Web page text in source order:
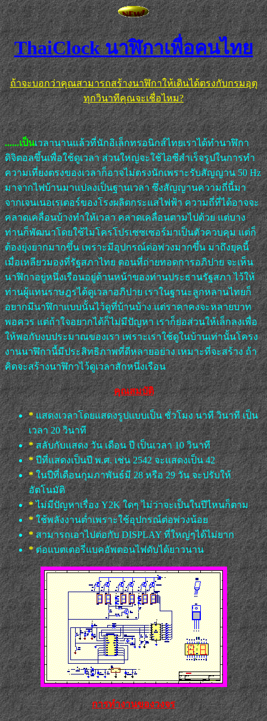
ThaiClockนาฬิกาเพื่อคนไทย
ถ้าจะบอกว่าคุณสามารถสร้างนาฬิกาให้เดินได้ตรงกับกรมอุตุ
ทุกวินาทีคุณจะเชื่อไหม?
......เป็นเวลานานแล้วที่นักอิเล็กทรอนิกส์ไทยเราได้ทำนาฬิกา
ดิจิตอลขึ้นเพื่อใช้ดูเวลา ส่วนใหญ่จะใช้ไอซีสำเร็จรูปในการทำ
ความเที่ยงตรงของเวลาก็อาจไม่ตรงนักเพราะรับสัญญาน 50 Hz
มาจากไฟบ้านมาแปลงเป็นฐานเวลา ซึ่งสัญญานความถี่นี้มา
จากเจนเนอเรเตอร์ของโรงผลิตกระแสไฟฟ้า ความถี่ที่ได้อาจจะ
คลาดเคลื่อนบ้างทำให้เวลา คลาดเคลื่อนตามไปด้วย แต่บาง
ท่านก็พัฒนาโดยใช้ไมโครโปรเซซเซอร์มาเป็นตัวควบคุม แต่ก็
ต้องยุ่งยากมากขึ้น เพราะมีอุปกรณ์ต่อพ่วงมากขึ้น มาถึงยุคนี้
เมื่อเหลียวมองที่รัฐสภาไทย ตอนที่ถ่ายทอดการอภิปาย จะเห็น
นาฬิกาอยู่หนึ่งเรือนอยู่ด้านหน้าของท่านประธานรัฐสภา ไว้ให้
ท่านผู้แทนราษฎรได้ดูเวลาอภิปาย เราในฐานะลูกหลานไทยก็
อยากมีนาฬิกาแบบนั้นไว้ดูที่บ้านบ้าง แต่ราคาคงจะหลายบาท
พอควร แต่ถ้าใจอยากได้ก็ไม่มีปัญหา เราก็ย่อส่วนให้เล็กลงเพื่อ
ให้พอกับงบประมาณของเรา เพราะเราใช้ดูในบ้านเท่านั้นโครง
งานนาฬิกานี้มีประสิทธิภาพที่ดีหลายอย่าง เหมาะที่จะสร้าง ถ้า
คิดจะสร้างนาฬิกาไว้ดูเวลาสักหนึ่งเรือน
คุณสมบัติ
*แสดงเวลาโดยแสดงรูปแบบเป็น ชั่วโมง นาที วินาที เป็น
เวลา 20 วินาที
*สลับกับแสดง วัน เดือน ปี เป็นเวลา 10 วินาที
*ปีที่แสดงเป็นปี พ.ศ. เช่น 2542 จะแสดงเป็น 42
*ในปีที่เดือนกุมภาพันธ์มี 28 หรือ 29 วัน จะปรับให้
อัตโนมัติ
*ไม่มีปัญหาเรื่อง Y2K ใดๆ ไม่ว่าจะเป็นในปีไหนก็ตาม
*ใช้พลังงานต่ำเพราะใช้อุปกรณ์ต่อพ่วงน้อย
*สามารถเอาไปต่อกับ DISPLAY ที่ใหญ่ๆได้ไม่ยาก
*ต่อแบตเตอรี่แบคอัพตอนไฟดับได้ยาวนาน
การทำงานของวงจร